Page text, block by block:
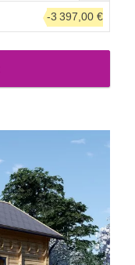
-3 397,00 €